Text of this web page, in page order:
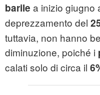
barile a inizio giugno
deprezzamento del
tuttavia, non hanno
diminuzione, poiché i
calati solo di circa il